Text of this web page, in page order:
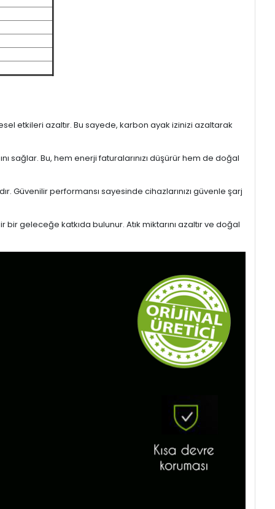
etkileri azaltır. Bu sayede, karbon ayak izinizi azaltarak
sağlar. Bu, hem enerji faturalarınızı düşürür hem de doğal
Güvenilir performansı sayesinde cihazlarınızı güvenle şarj
geleceğe katkıda bulunur. Atık miktarını azaltır ve doğal